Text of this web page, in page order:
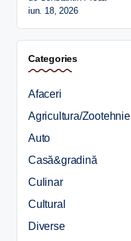
iun. 18, 2026
Categories
Afaceri
Agricultura/Zootehnie
Auto
Casă&gradină
Culinar
Cultural
Diverse